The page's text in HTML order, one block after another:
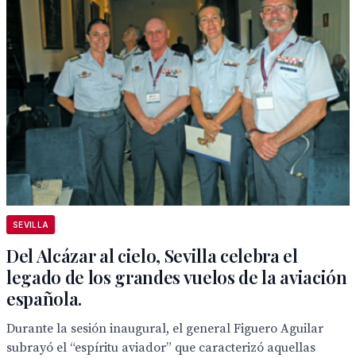
SEVILLA
Del Alcázar al cielo, Sevilla celebra el
legado de los grandes vuelos de la aviación
española.
Durante la sesión inaugural, el general Figuero Aguilar
subrayó el “espíritu aviador” que caracterizó aquellas